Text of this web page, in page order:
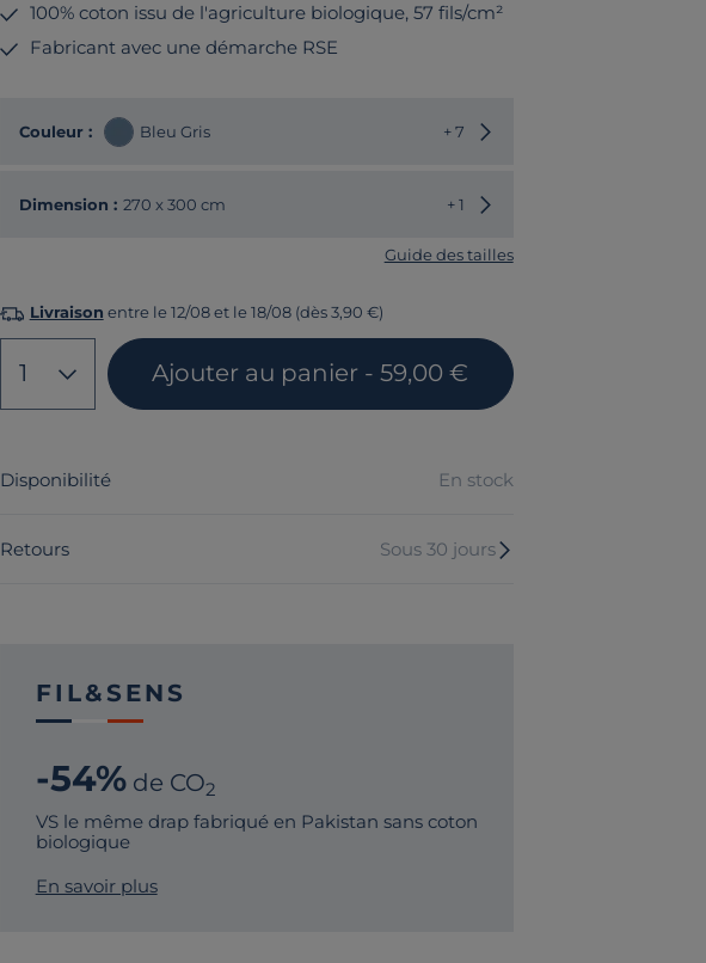
100% coton issu de l'agriculture biologique, 57 fils/cm²
Fabricant avec une démarche RSE
Couleur : Bleu Gris + 7 Choisir une autre couleur
Dimension : 270 x 300 cm + 1 Choisir une autre dimension
Guide des tailles
Livraison entre le 12/08 et le 18/08 (dès 3,90 €)
1 Ajouter au panier - 59,00 €
Disponibilité En stock
Retours Sous 30 jours
FIL&SENS
-54%de CO2
VS le même drap fabriqué en Pakistan sans coton
biologique
En savoir plus